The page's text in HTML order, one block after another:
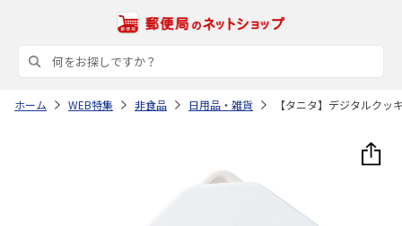
ホーム WEB特集 非食品 日用品・雑貨 【タニタ】デジタルク